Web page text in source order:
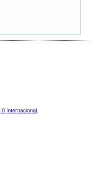
Internacional